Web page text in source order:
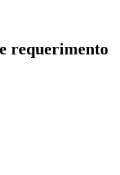
requerimento